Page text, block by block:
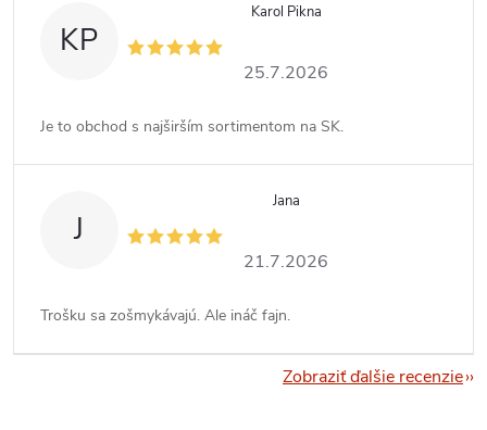
KP
Karol Pikna
25.7.2026
Je to obchod s najširším sortimentom na SK.
J
Jana
21.7.2026
Trošku sa zošmykávajú. Ale ináč fajn.
Zobraziť ďalšie recenzie